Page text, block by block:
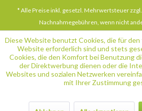
* Alle Preise inkl. gesetzl. Mehrwertsteuer zzgl.
Nachnahmegebühren, wenn nicht
Diese Website benutzt Cookies, die für
Website erforderlich sind und stets
Cookies, die den Komfort bei Benutzung
der Direktwerbung dienen oder die
Websites und sozialen Netzwerken
mit Ihrer Zustimmung